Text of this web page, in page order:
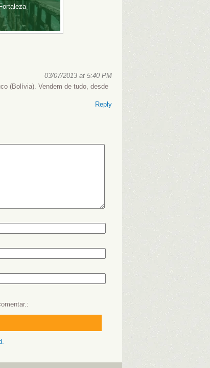
03/07/2013 at 5:40 PM
(Bolívia). Vendem de tudo, desde
Reply